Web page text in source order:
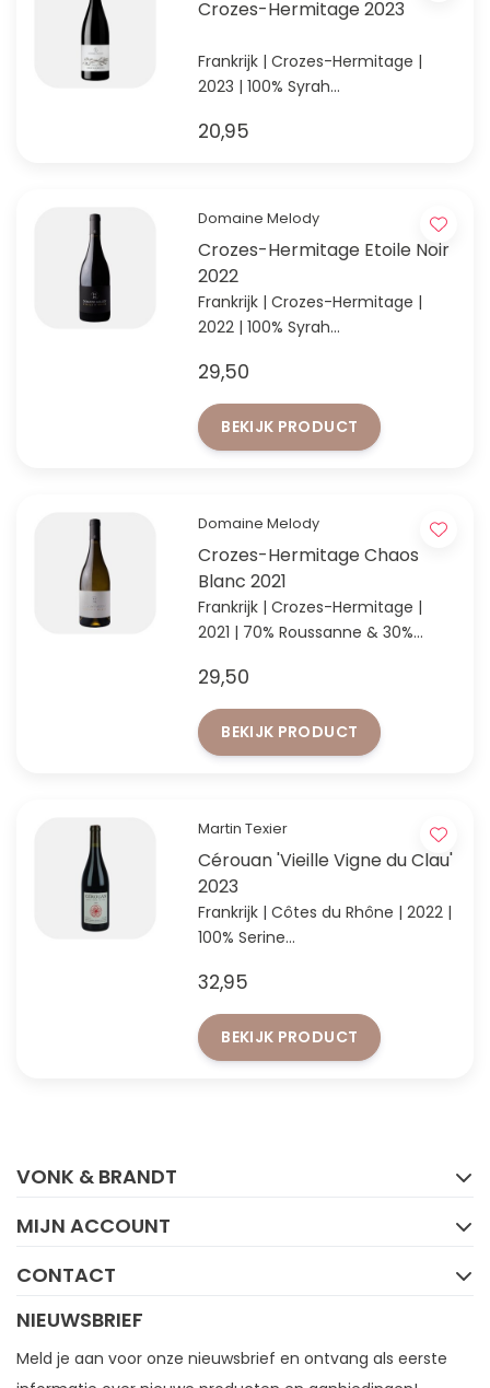
Crozes-Hermitage 2023
Frankrijk | Crozes-Hermitage |
2023 | 100% Syrah
Rhône
20,95
Domaine Melody
Crozes-Hermitage Etoile Noir
2022
Frankrijk | Crozes-Hermitage |
2022 | 100% Syrah
van een Hermitage
29,50
BEKIJK PRODUCT
Domaine Melody
Crozes-Hermitage Chaos
Blanc 2021
Frankrijk | Crozes-Hermitage |
2021 | 70% Roussanne & 30%
Biologische witte topwijn uit de
Noord-Rhône
29,50
BEKIJK PRODUCT
Martin Texier
Cérouan 'Vieille Vigne du Clau'
2023
Frankrijk | Côtes du Rhône | 2022 |
100% Serine
van oude wijnstokken
32,95
BEKIJK PRODUCT
VONK & BRANDT
MIJN ACCOUNT
CONTACT
NIEUWSBRIEF
Meld je aan voor onze nieuwsbrief en ontvang als eerste